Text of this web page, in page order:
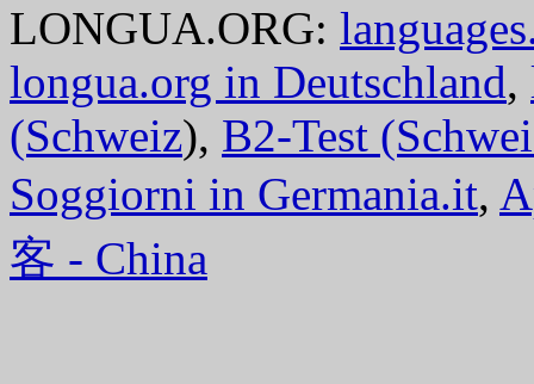
LONGUA.ORG:
longua.org in Deutschland,
(Schweiz), B2-Test
Soggiorni in Germania.it,
客 - China